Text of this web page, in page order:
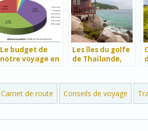
Le budget de
notre voyage en
Les îles du golfe
de Thaïlande,
Carnet de route Conseils de voyage